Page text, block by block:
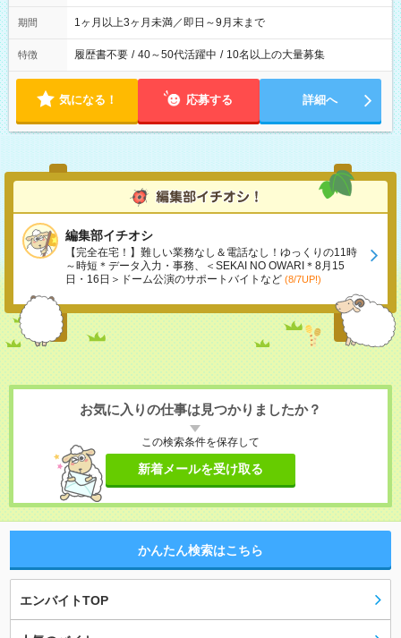
期間 1ヶ月以上3ヶ月未満／即日～9月末まで
特徴 履歴書不要 / 40～50代活躍中 / 10名以上の大量募集
気になる！ 応募する 詳細へ
編集部イチオシ
【完全在宅！】難しい業務なし＆電話なし！ゆっくりの11時
～時短＊データ入力・事務、＜SEKAI NO OWARI＊8月15
日・16日＞ドーム公演のサポートバイトなど (8/7UP!)
お気に入りの仕事は見つかりましたか？
この検索条件を保存して
新着メールを受け取る
かんたん検索はこちら
エンバイトTOP